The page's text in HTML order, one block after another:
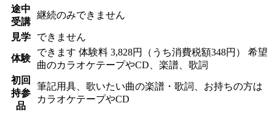
途中
受講
継続のみできません
見学 できません
体験
できます 体験料 3,828円（うち消費税額348円） 希望
曲のカラオケテープやCD、楽譜、歌詞
初回
持参
品
筆記用具、歌いたい曲の楽譜・歌詞、お持ちの方は
カラオケテープやCD